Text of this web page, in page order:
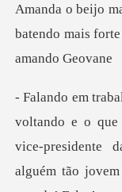
Amanda o beijo
vice-presidente
alguém tão jov